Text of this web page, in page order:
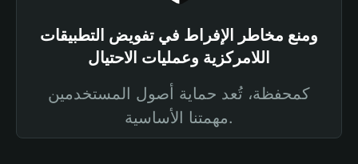
ومنع مخاطر الإفراط في تفويض التطبيقات
اللامركزية وعمليات الاحتيال
كمحفظة، تُعد حماية أصول المستخدمين
مهمتنا الأساسية.